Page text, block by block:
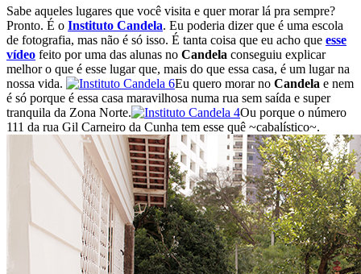
Sabe aqueles lugares que você visita e quer morar lá pra sempre?
Pronto. É o Instituto Candela. Eu poderia dizer que é uma escola
de fotografia, mas não é só isso. É tanta coisa que eu acho que esse
vídeo feito por uma das alunas no Candela conseguiu explicar
melhor o que é esse lugar que, mais do que essa casa, é um lugar na
nossa vida.
Eu quero morar no Candela e nem
é só porque é essa casa maravilhosa numa rua sem saída e super
tranquila da Zona Norte.
Ou porque o número
111 da rua Gil Carneiro da Cunha tem esse quê ~cabalístico~.